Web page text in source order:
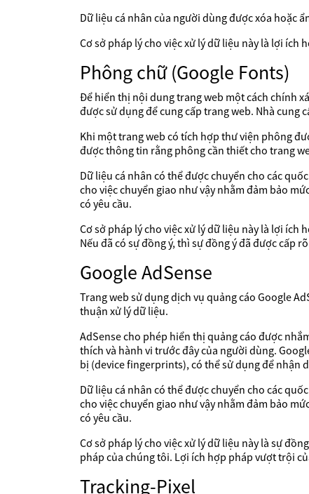
Dữ liệu cá nhân của người dùng được xóa hoặc
Cơ sở pháp lý cho việc xử lý dữ liệu này là lợi
Phông chữ (Google Fonts)
Để hiển thị nội dung trang web một cách chính
được sử dụng để cung cấp trang web. Nhà cung
Khi một trang web có tích hợp thư viện phông
được thông tin rằng phông cần thiết cho trang
Dữ liệu cá nhân có thể được chuyển cho các
cho việc chuyển giao như vậy nhằm đảm bảo
có yêu cầu.
Cơ sở pháp lý cho việc xử lý dữ liệu này là lợi
Nếu đã có sự đồng ý, thì sự đồng ý đã được cấp
Google AdSense
Trang web sử dụng dịch vụ quảng cáo Google
thuận xử lý dữ liệu.
AdSense cho phép hiển thị quảng cáo được
thích và hành vi trước đây của người dùng.
bị (device fingerprints), có thể sử dụng để nhận
Dữ liệu cá nhân có thể được chuyển cho các
cho việc chuyển giao như vậy nhằm đảm bảo
có yêu cầu.
Cơ sở pháp lý cho việc xử lý dữ liệu này là sự
pháp của chúng tôi. Lợi ích hợp pháp vượt trội
Tracking-Pixel